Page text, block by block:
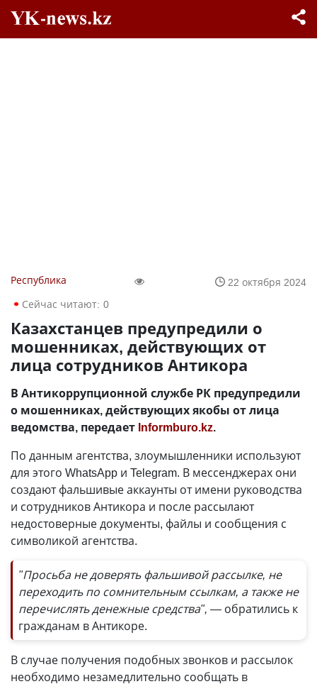
Республика
22 октября 2024
Сейчас читают: 0
Казахстанцев предупредили о
мошенниках, действующих от
лица сотрудников Антикора
В Антикоррупционной службе РК предупредили
о мошенниках, действующих якобы от лица
ведомства, передает Informburo.kz.
По данным агентства, злоумышленники используют
для этого WhatsApp и Telegram. В мессенджерах они
создают фальшивые аккаунты от имени руководства
и сотрудников Антикора и после рассылают
недостоверные документы, файлы и сообщения с
символикой агентства.
"Просьба не доверять фальшивой рассылке, не
переходить по сомнительным ссылкам, а также не
перечислять денежные средства", — обратились к
гражданам в Антикоре.
В случае получения подобных звонков и рассылок
необходимо незамедлительно сообщать в